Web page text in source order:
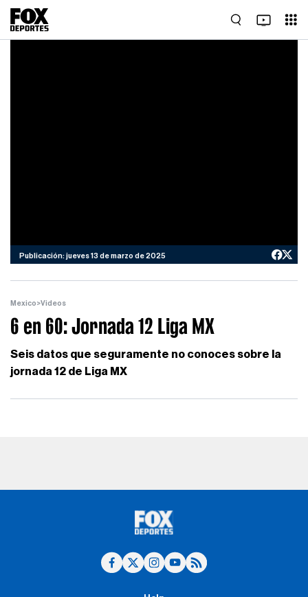
Publicación: jueves 13 de marzo de 2025
Mexico>Videos
6 en 60: Jornada 12 Liga MX
Seis datos que seguramente no conoces sobre la
jornada 12 de Liga MX